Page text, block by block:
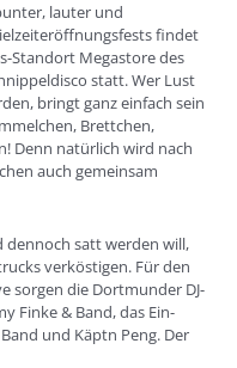
lauter und
findet
Standort Megastore des
statt. Wer Lust
bringt ganz einfach sein
Brettchen,
Denn natürlich wird nach
auch gemeinsam
dennoch satt werden will,
verköstigen. Für den
sorgen die Dortmunder DJ-
Finke & Band, das Ein-
und Käptn Peng. Der